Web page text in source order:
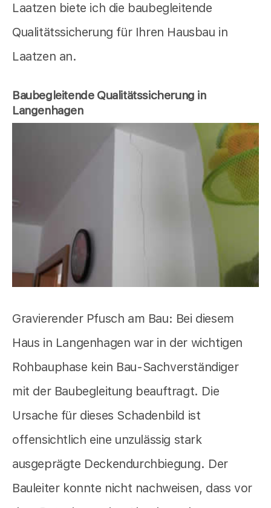
Laatzen biete ich die baubegleitende
Qualitätssicherung für Ihren Hausbau in
Laatzen an.
Baubegleitende Qualitätssicherung in
Langenhagen
Gravierender Pfusch am Bau: Bei diesem
Haus in Langenhagen war in der wichtigen
Rohbauphase kein Bau-Sachverständiger
mit der Baubegleitung beauftragt. Die
Ursache für dieses Schadenbild ist
offensichtlich eine unzulässig stark
ausgeprägte Deckendurchbiegung. Der
Bauleiter konnte nicht nachweisen, dass vor